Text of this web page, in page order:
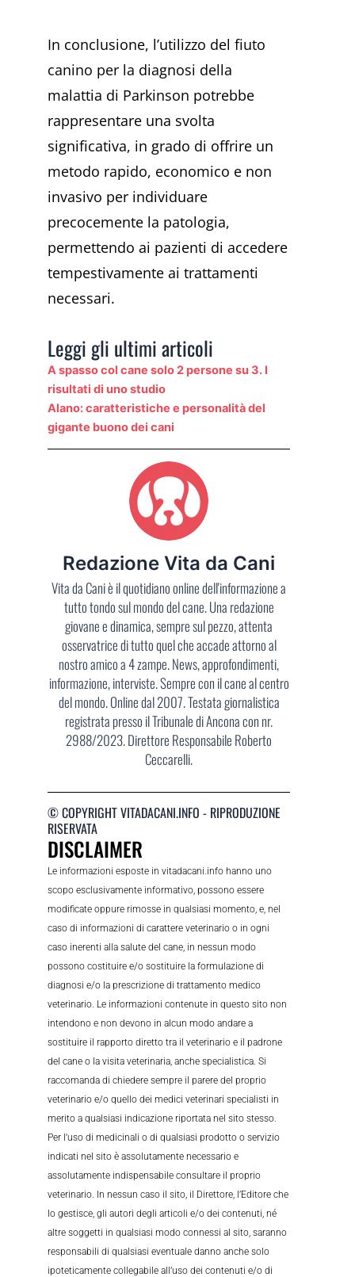
In conclusione, l’utilizzo del fiuto
canino per la diagnosi della
malattia di Parkinson potrebbe
rappresentare una svolta
significativa, in grado di offrire un
metodo rapido, economico e non
invasivo per individuare
precocemente la patologia,
permettendo ai pazienti di accedere
tempestivamente ai trattamenti
necessari.
Leggi gli ultimi articoli
A spasso col cane solo 2 persone su 3. I
risultati di uno studio
Alano: caratteristiche e personalità del
gigante buono dei cani
Redazione Vita da Cani
Vita da Cani è il quotidiano online dell'informazione a
tutto tondo sul mondo del cane. Una redazione
giovane e dinamica, sempre sul pezzo, attenta
osservatrice di tutto quel che accade attorno al
nostro amico a 4 zampe. News, approfondimenti,
informazione, interviste. Sempre con il cane al centro
del mondo. Online dal 2007. Testata giornalistica
registrata presso il Tribunale di Ancona con nr.
2988/2023. Direttore Responsabile Roberto
Ceccarelli.
© COPYRIGHT VITADACANI.INFO - RIPRODUZIONE
RISERVATA
DISCLAIMER
Le informazioni esposte in vitadacani.info hanno uno
scopo esclusivamente informativo, possono essere
modificate oppure rimosse in qualsiasi momento, e, nel
caso di informazioni di carattere veterinario o in ogni
caso inerenti alla salute del cane, in nessun modo
possono costituire e/o sostituire la formulazione di
diagnosi e/o la prescrizione di trattamento medico
veterinario. Le informazioni contenute in questo sito non
intendono e non devono in alcun modo andare a
sostituire il rapporto diretto tra il veterinario e il padrone
del cane o la visita veterinaria, anche specialistica. Si
raccomanda di chiedere sempre il parere del proprio
veterinario e/o quello dei medici veterinari specialisti in
merito a qualsiasi indicazione riportata nel sito stesso.
Per l’uso di medicinali o di qualsiasi prodotto o servizio
indicati nel sito è assolutamente necessario e
assolutamente indispensabile consultare il proprio
veterinario. In nessun caso il sito, il Direttore, l’Editore che
lo gestisce, gli autori degli articoli e/o dei contenuti, né
altre soggetti in qualsiasi modo connessi al sito, saranno
responsabili di qualsiasi eventuale danno anche solo
ipoteticamente collegabile all’uso dei contenuti e/o di